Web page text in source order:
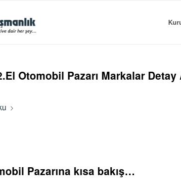
Otomobil Pazarı Markalar
Pazarına kısa bakış…